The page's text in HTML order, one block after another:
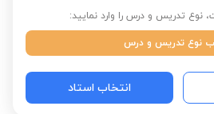
نوع تدریس و درس را وارد نمایید:
نوع تدریس و درس
انتخاب استاد